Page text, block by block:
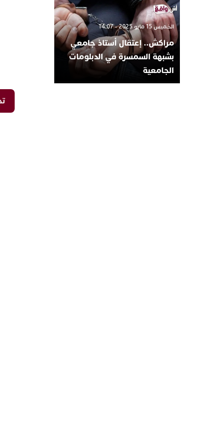
الخميس 15 مايو 2025 - 14:07
مراكش.. إعتقال أستاذ جامعي
بشبهة السمسرة في الدبلومات
الجامعية